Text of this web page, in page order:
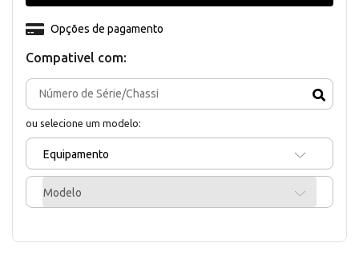
Compativel com:
ou selecione um modelo:
Equipamento
Modelo
Opções de pagamento